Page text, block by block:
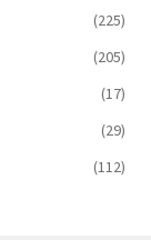
(225)
(205)
(17)
(29)
(112)